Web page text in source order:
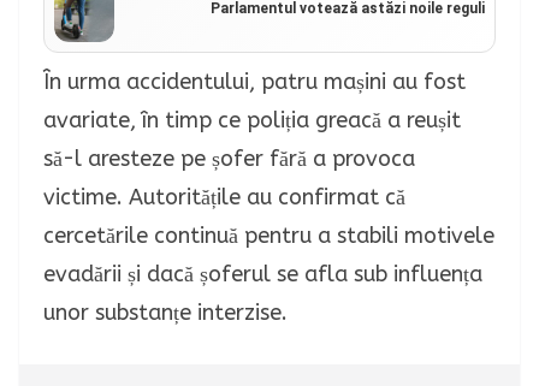
Parlamentul votează astăzi noile reguli
În urma accidentului, patru mașini au fost
avariate, în timp ce poliția greacă a reușit
să-l aresteze pe șofer fără a provoca
victime. Autoritățile au confirmat că
cercetările continuă pentru a stabili motivele
evadării și dacă șoferul se afla sub influența
unor substanțe interzise.